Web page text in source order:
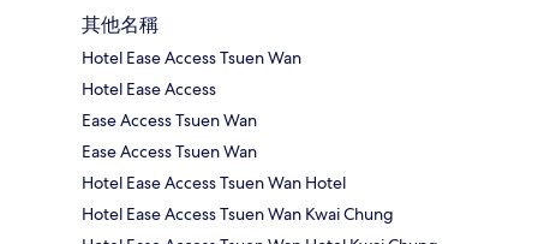
其他名稱
Hotel Ease Access Tsuen Wan
Hotel Ease Access
Ease Access Tsuen Wan
Ease Access Tsuen Wan
Hotel Ease Access Tsuen Wan Hotel
Hotel Ease Access Tsuen Wan Kwai Chung